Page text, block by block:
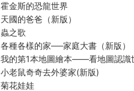
霍金斯的恐龍世界
天國的爸爸（新版）
蟲之歌
各種各樣的家──家庭大書（新版）
我的第1本地圖繪本――看地圖認識
小老鼠奇奇去外婆家(新版)
菊花娃娃